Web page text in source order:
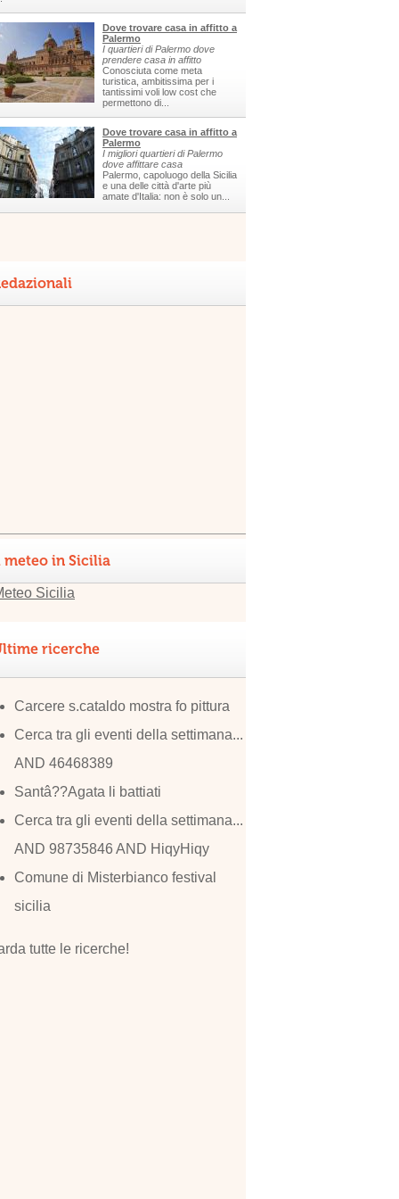
Dove trovare casa in affitto a
Palermo
I quartieri di Palermo dove
prendere casa in affitto
Conosciuta come meta
turistica, ambitissima per i
tantissimi voli low cost che
permettono di...
Dove trovare casa in affitto a
Palermo
I migliori quartieri di Palermo
dove affittare casa
Palermo, capoluogo della Sicilia
e una delle città d'arte più
amate d'Italia: non è solo un...
meteo in Sicilia
ricerche
Carcere s.cataldo mostra fo pittura
Cerca tra gli eventi della settimana...
AND 46468389
Santâ??Agata li battiati
Cerca tra gli eventi della settimana...
AND 98735846 AND HiqyHiqy
Comune di Misterbianco festival
sicilia
tutte le ricerche!